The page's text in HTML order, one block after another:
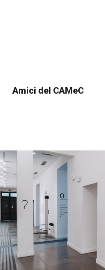
Amici del CAMeC